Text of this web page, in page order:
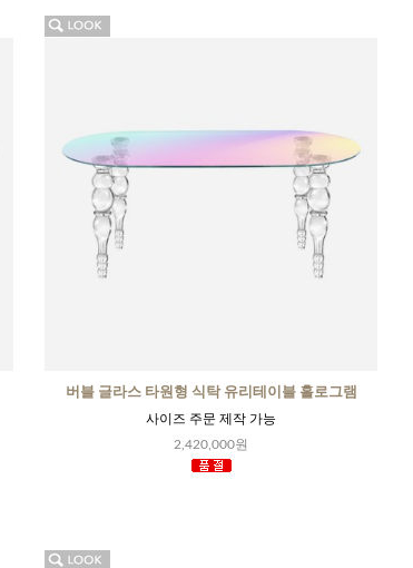
버블 글라스 타원형 식탁 유리테이블 홀로그램
사이즈 주문 제작 가능
2,420,000원